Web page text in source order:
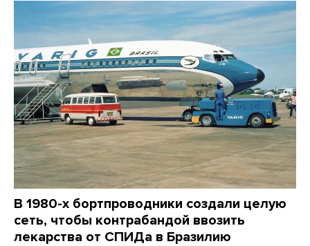
В 1980-х бортпроводники создали целую
сеть, чтобы контрабандой ввозить
лекарства от СПИДа в Бразилию